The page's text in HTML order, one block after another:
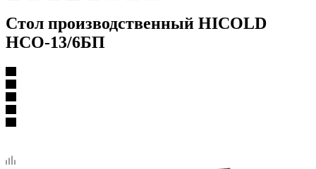
Стол производственный HICOLD
НСО-13/6БП